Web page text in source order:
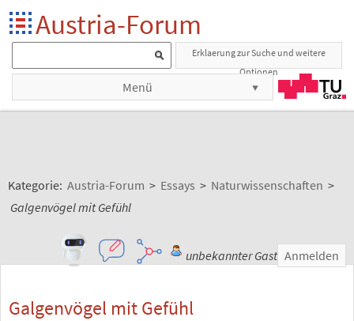
Austria-Forum
Erklaerung zur Suche und weitere
Optionen
Menü
Kategorie: Austria-Forum > Essays > Naturwissenschaften >
Galgenvögel mit Gefühl
unbekannter Gast Anmelden
Galgenvögel mit Gefühl